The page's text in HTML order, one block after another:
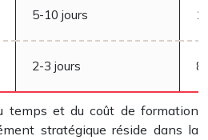
5-10 jours
2-3 jours
temps et du coût de formation
stratégique réside dans la